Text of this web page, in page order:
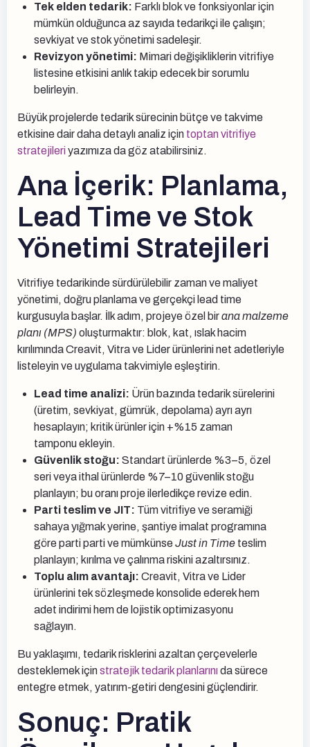
Tek elden tedarik: Farklı blok ve fonksiyonlar için
mümkün olduğunca az sayıda tedarikçi ile çalışın;
sevkiyat ve stok yönetimi sadeleşir.
Revizyon yönetimi: Mimari değişikliklerin vitrifiye
listesine etkisini anlık takip edecek bir sorumlu
belirleyin.
Büyük projelerde tedarik sürecinin bütçe ve takvime
etkisine dair daha detaylı analiz için toptan vitrifiye
stratejileriyazımıza da göz atabilirsiniz.
Ana İçerik: Planlama,
Lead Time ve Stok
Yönetimi Stratejileri
Vitrifiye tedarikinde sürdürülebilir zaman ve maliyet
yönetimi, doğru planlama ve gerçekçi lead time
kurgusuyla başlar. İlk adım, projeye özel birana malzeme
planı (MPS) oluşturmaktır: blok, kat, ıslak hacim
kırılımında Creavit, Vitra ve Lider ürünlerini net adetleriyle
listeleyin ve uygulama takvimiyle eşleştirin.
Lead time analizi: Ürün bazında tedarik sürelerini
(üretim, sevkiyat, gümrük, depolama) ayrı ayrı
hesaplayın; kritik ürünler için +%15 zaman
tamponu ekleyin.
Güvenlik stoğu: Standart ürünlerde %3–5, özel
seri veya ithal ürünlerde %7–10 güvenlik stoğu
planlayın; bu oranı proje ilerledikçe revize edin.
Parti teslim ve JIT: Tüm vitrifiye ve seramiği
sahaya yığmak yerine, şantiye imalat programına
göre parti parti ve mümkünseJust in Time teslim
planlayın; kırılma ve çalınma riskini azaltırsınız.
Toplu alım avantajı: Creavit, Vitra ve Lider
ürünlerini tek sözleşmede konsolide ederek hem
adet indirimi hem de lojistik optimizasyonu
sağlayın.
Bu yaklaşımı, tedarik risklerini azaltan çerçevelerle
desteklemek içinstratejik tedarik planlarınıda sürece
entegre etmek, yatırım-getiri dengesini güçlendirir.
Sonuç: Pratik